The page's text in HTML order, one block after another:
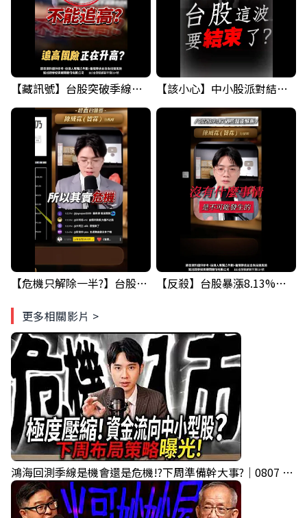
【藏訊號】台股突破季線，週一我提醒了這個關鍵訊號 【該小心】中小股派對結束 ? 關鍵訊號都指向...
【危機只解除一半?】台股暴漲後別急追！量縮反彈藏隱憂
【反殺】台股暴漲8.13%！台積電漲停，清場後行情真的變了？
更多相關影片 >
鴻海回測季線是機會還是危機!?下周準備幹大事?｜0807 #3661 #2317 #2317鴻海